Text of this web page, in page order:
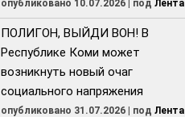
опубликовано 10.07.2026 | под Лента
ПОЛИГОН, ВЫЙДИ ВОН! В
Республике Коми может
возникнуть новый очаг
социального напряжения
опубликовано 31.07.2026 | под Лента